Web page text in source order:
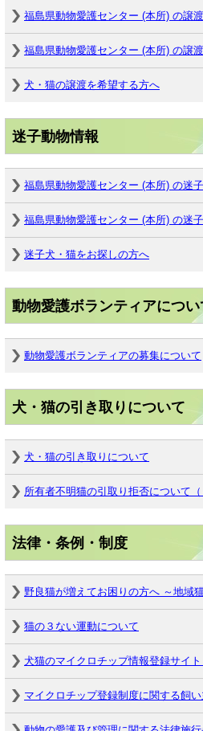
福島県動物愛護センター (本所) の譲
福島県動物愛護センター (本所) の譲
犬・猫の譲渡を希望する方へ
迷子動物情報
福島県動物愛護センター (本所) の迷
福島県動物愛護センター (本所) の迷
迷子犬・猫をお探しの方へ
動物愛護ボランティアについ
動物愛護ボランティアの募集について
犬・猫の引き取りについて
犬・猫の引き取りについて
所有者不明猫の引取り拒否について（
法律・条例・制度
野良猫が増えてお困りの方へ ～地域
猫の３ない運動について
犬猫のマイクロチップ情報登録サイト
マイクロチップ登録制度に関する飼